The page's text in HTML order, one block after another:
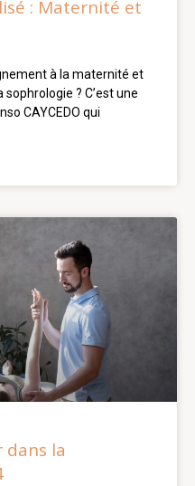
: Maternité et
à la maternité et
sophrologie ? C’est une
CAYCEDO qui
dans la